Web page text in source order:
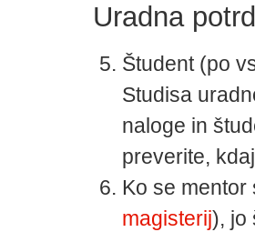
Uradna
Študent (po
Studisa
naloge in
preverite,
Ko se
magisterij), jo